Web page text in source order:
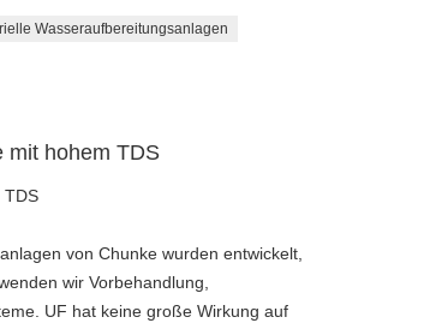
Wasseraufbereitungsanlagen
mit hohem TDS
TDS
von Chunke wurden entwickelt,
wir Vorbehandlung,
UF hat keine große Wirkung auf